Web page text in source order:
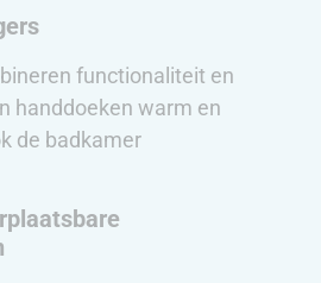
functionaliteit en
handdoeken warm en
de badkamer